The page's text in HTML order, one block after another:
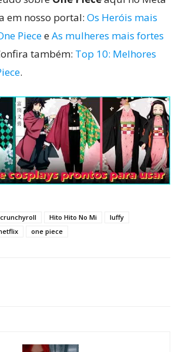
em nosso portal: Os Heróis mais
PieceeAs mulheres mais fortes
também: Top 10: Melhores
.
crunchyroll Hito Hito No Mi
luffy
one piece